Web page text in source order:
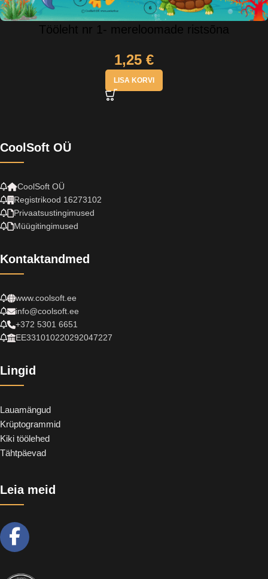
Tööleht nr 1- mereloomade ristsõna
1,25 €
LISA KORVI
CoolSoft OÜ
CoolSoft OÜ
Registrikood 16273102
Privaatsustingimused
Müügitingimused
Kontaktandmed
www.coolsoft.ee
info@coolsoft.ee
+372 5301 6651
EE331010220292047227
Lingid
Lauamängud
Krüptogrammid
Kiki töölehed
Tähtpäevad
Leia meid